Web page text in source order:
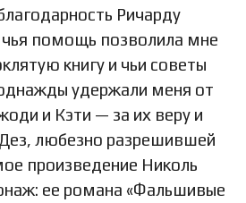
Ричарду
помощь позволила мне
книгу и чьи советы
удержали меня от
и Кэти — за их веру и
любезно разрешившей
произведение Николь
ее романа «Фальшивые